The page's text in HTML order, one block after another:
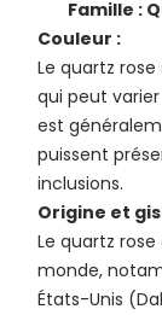
Famille :
Couleur :
Le quartz
qui peut
est
puissent
inclusions.
Origine et
Le quartz
monde,
États-Unis